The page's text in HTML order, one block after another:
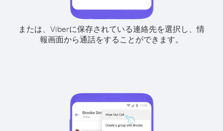
または、Viberに保存されている連絡先を選択し、情
報画面から通話をすることができます。